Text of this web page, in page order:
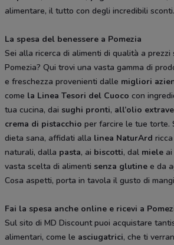
alimentare, il tutto con degli incredibili sconti.
La spesa del benessere a Pomezia
Sei alla ricerca di alimenti di qualità a prezzi
Pomezia? Qui trovi una vasta gamma di
e freschezza provenienti dalle migliori
come la Linea Tesori del Cuoco con
tua cucina, dai sughi pronti, all’olio
crema di pistacchio per farcire le tue torte.
dieta sana, affidati alla linea NaturArd
naturali, dalla pasta, ai biscotti, dal miele
vasta scelta di alimenti senza glutine e da
Cosa aspetti, porta in tavola il gusto di
Fai la spesa anche online e ricevi a
Sul sito di MD Discount puoi acquistare
alimentari, come le asciugatrici, che ti